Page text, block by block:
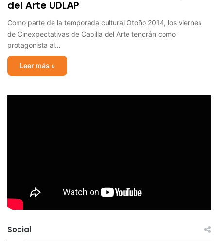
del Arte UDLAP
Como parte de la temporada cultural Otoño 2014, los viernes
de Cinexpectativas de Capilla del Arte tendrán como
protagonista al…
Leer más »
Social